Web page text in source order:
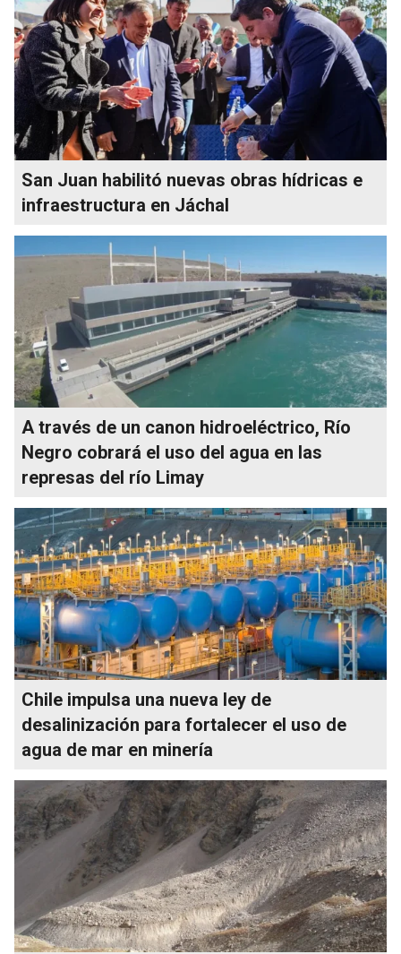
San Juan habilitó nuevas obras hídricas e
infraestructura en Jáchal
A través de un canon hidroeléctrico, Río
Negro cobrará el uso del agua en las
represas del río Limay
Chile impulsa una nueva ley de
desalinización para fortalecer el uso de
agua de mar en minería